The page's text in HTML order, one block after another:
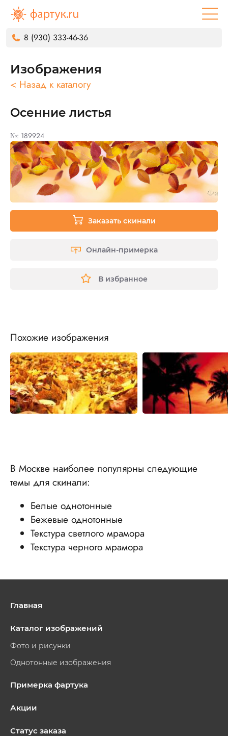
8 (930) 333-46-36
Изображения
< Назад к каталогу
Осенние листья
№: 189924
Заказать скинали
Онлайн-примерка
В избранное
Похожие изображения
В Москве наиболее популярны следующие
темы для скинали:
Белые однотонные
Бежевые однотонные
Текстура светлого мрамора
Текстура черного мрамора
Главная
Каталог изображений
Фото и рисунки
Однотонные изображения
Примерка фартука
Акции
Статус заказа